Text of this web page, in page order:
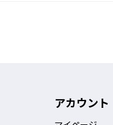
アカウント